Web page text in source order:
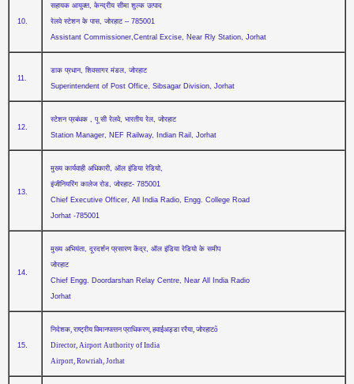
10.
सहायक आयुक्‍त, केन्‍द्रीय सीमा शुल्‍क उत्‍पाद
रेलवे स्‍टेशन के पास, जोरहाट – 785001
Assistant Commissioner,Central Excise, Near Rly Station, Jorhat
11.
डाक प्रधान, शिवसागर मंडल, जोरहाट
Superintendent of Post Office, Sibsagar Division, Jorhat
12.
स्‍टेशन प्रबंधक , पू सी रेलवे, भारतीय रेल, जोरहाट
Station Manager, NEF Railway, Indian Rail, Jorhat
13.
मुख्‍य कार्यवाही अधिकारी, ऑल इंडिया रेडियो,
इंजीनियरिंग कालेज रोड, जोरहाट- 785001
Chief Executive Officer, All India Radio, Engg. College Road
Jorhat -785001
14.
मुख्‍य अभियंता, दूरदर्शन प्रसारण केंद्र, ऑल इंडिया रेडियो के समीप
जोरहाट
Chief Engg. Doordarshan Relay Centre, Near All India Radio
Jorhat
15.
निदेशक, राष्‍ट्रीय विमानपत्‍तन प्राधिकरण, हवाईअड्डा ररैया, जोरहाटõ
Director, Airport Authority of India
Airport, Rowriah, Jorhat